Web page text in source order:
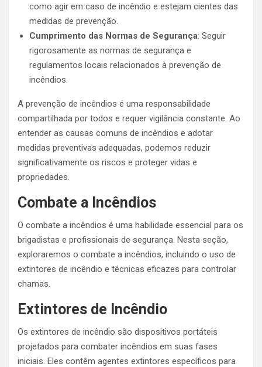
como agir em caso de incêndio e estejam cientes das
medidas de prevenção.
Cumprimento das Normas de Segurança: Seguir
rigorosamente as normas de segurança e
regulamentos locais relacionados à prevenção de
incêndios.
A prevenção de incêndios é uma responsabilidade
compartilhada por todos e requer vigilância constante. Ao
entender as causas comuns de incêndios e adotar
medidas preventivas adequadas, podemos reduzir
significativamente os riscos e proteger vidas e
propriedades.
Combate a Incêndios
O combate a incêndios é uma habilidade essencial para os
brigadistas e profissionais de segurança. Nesta seção,
exploraremos o combate a incêndios, incluindo o uso de
extintores de incêndio e técnicas eficazes para controlar
chamas.
Extintores de Incêndio
Os extintores de incêndio são dispositivos portáteis
projetados para combater incêndios em suas fases
iniciais. Eles contêm agentes extintores específicos para